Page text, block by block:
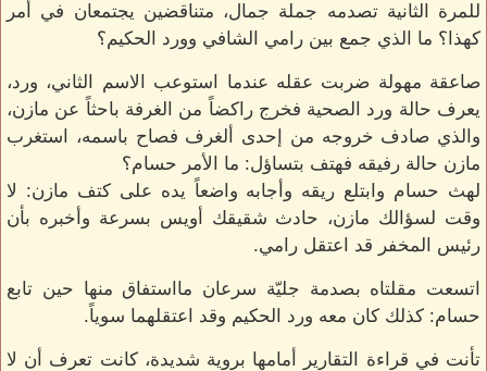
للمرة الثانية تصدمه جملة جمال، متناقضين يجتمعان في أمر
كهذا؟ ما الذي جمع بين رامي الشافي وورد الحكيم؟
صاعقة مهولة ضربت عقله عندما استوعب الاسم الثاني، ورد،
يعرف حالة ورد الصحية فخرج راكضاً من الغرفة باحثاً عن مازن،
والذي صادف خروجه من إحدى ألغرف فصاح باسمه، استغرب
مازن حالة رفيقه فهتف بتساؤل: ما الأمر حسام؟
لهث حسام وابتلع ريقه وأجابه واضعاً يده على كتف مازن: لا
وقت لسؤالك مازن، حادث شقيقك أويس بسرعة وأخبره بأن
رئيس المخفر قد اعتقل رامي.
اتسعت مقلتاه بصدمة جليّة سرعان مااستفاق منها حين تابع
حسام: كذلك كان معه ورد الحكيم وقد اعتقلهما سوياً.
تأنت في قراءة التقارير أمامها بروية شديدة، كانت تعرف أن لا